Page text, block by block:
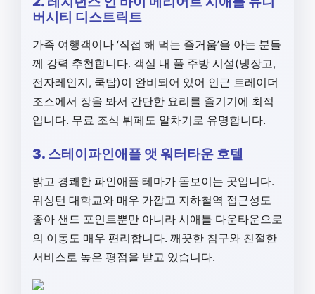
버시티 디스트릭트
가족 여행객이나 ‘직접 해 먹는 즐거움’을 아는 분들
께 강력 추천합니다. 객실 내 풀 주방 시설(냉장고,
전자레인지, 쿡탑)이 완비되어 있어 인근 트레이더
조스에서 장을 봐서 간단한 요리를 즐기기에 최적
입니다. 무료 조식 뷔페도 알차기로 유명합니다.
3. 스테이파인애플 앳 워터타운 호텔
밝고 경쾌한 파인애플 테마가 돋보이는 곳입니다.
워싱턴 대학교와 매우 가깝고 지하철역 접근성도
좋아 샌드 포인트뿐만 아니라 시애틀 다운타운으로
의 이동도 매우 편리합니다. 깨끗한 침구와 친절한
서비스로 높은 평점을 받고 있습니다.